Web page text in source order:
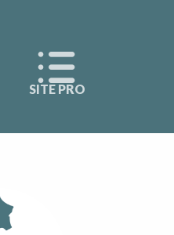
SITE PRO